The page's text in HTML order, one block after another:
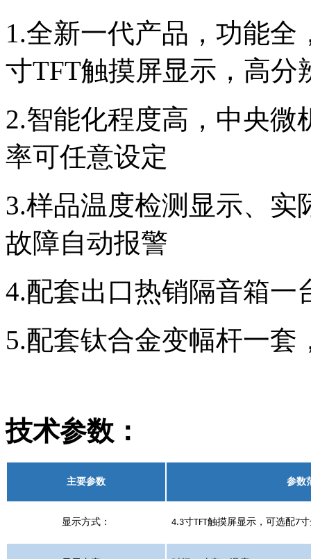
1.全新一代产品，功能全
寸TFT触摸屏显示，高分
2.智能化程度高，中央
率可任意设定
3.样品温度检测显示、
故障自动报警
4.配套出口热销隔音箱一
5.配套钛合金变幅杆一
技术参数：
主要参数 参数
显示方式： 4.3寸TFT触摸屏显示，可选配7